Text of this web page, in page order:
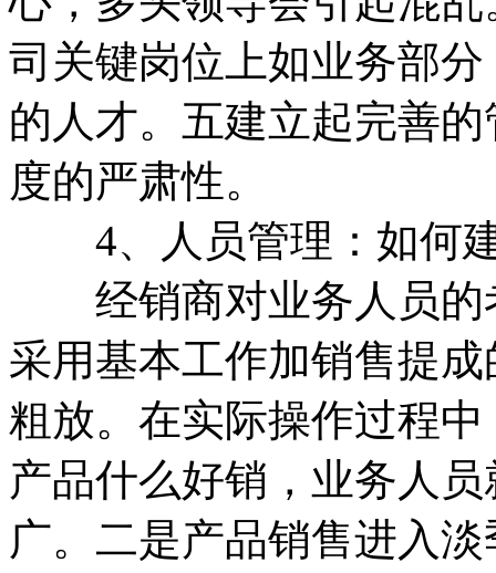
司关键岗位上如业务部
的人才。五建立起完善
度的严肃性。
4、人员管理：如何建
经销商对业务人员的
采用基本工作加销售提
粗放。在实际操作过程
产品什么好销，业务人
广。二是产品销售进入